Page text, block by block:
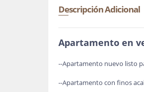
Descripción Adicional
Apartamento en
--Apartamento nuevo listo
--Apartamento con finos